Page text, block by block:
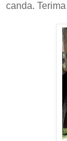
canda.